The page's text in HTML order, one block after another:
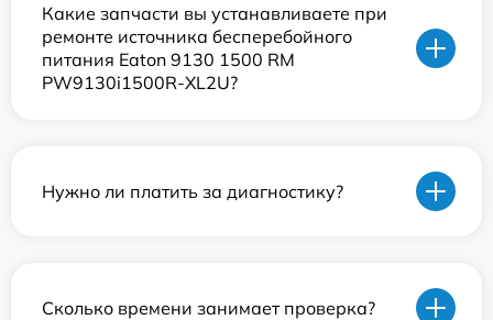
Какие запчасти вы устанавливаете при
ремонте источника бесперебойного
питания Eaton 9130 1500 RM
PW9130i1500R-XL2U?
Нужно ли платить за диагностику?
Сколько времени занимает проверка?